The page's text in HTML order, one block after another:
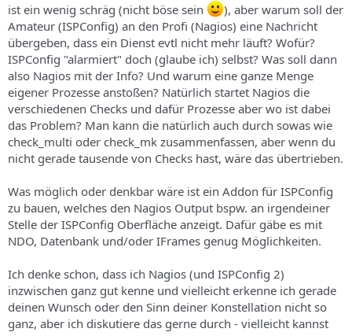
ist ein wenig schräg (nicht böse sein
), aber warum soll der
Amateur (ISPConfig) an den Profi (Nagios) eine Nachricht
übergeben, dass ein Dienst evtl nicht mehr läuft? Wofür?
ISPConfig "alarmiert" doch (glaube ich) selbst? Was soll dann
also Nagios mit der Info? Und warum eine ganze Menge
eigener Prozesse anstoßen? Natürlich startet Nagios die
verschiedenen Checks und dafür Prozesse aber wo ist dabei
das Problem? Man kann die natürlich auch durch sowas wie
check_multi oder check_mk zusammenfassen, aber wenn du
nicht gerade tausende von Checks hast, wäre das übertrieben.
Was möglich oder denkbar wäre ist ein Addon für ISPConfig
zu bauen, welches den Nagios Output bspw. an irgendeiner
Stelle der ISPConfig Oberfläche anzeigt. Dafür gäbe es mit
NDO, Datenbank und/oder IFrames genug Möglichkeiten.
Ich denke schon, dass ich Nagios (und ISPConfig 2)
inzwischen ganz gut kenne und vielleicht erkenne ich gerade
deinen Wunsch oder den Sinn deiner Konstellation nicht so
ganz, aber ich diskutiere das gerne durch - vielleicht kannst